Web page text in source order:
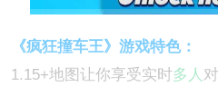
《疯狂撞车王》游戏特色：
1.15+地图让你享受实时多人